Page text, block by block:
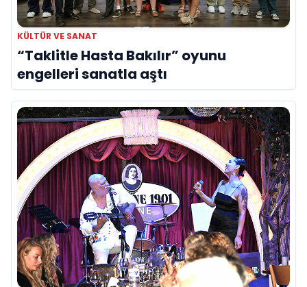
KÜLTÜR VE SANAT
“Taklitle Hasta Bakılır” oyunu
engelleri sanatla aştı